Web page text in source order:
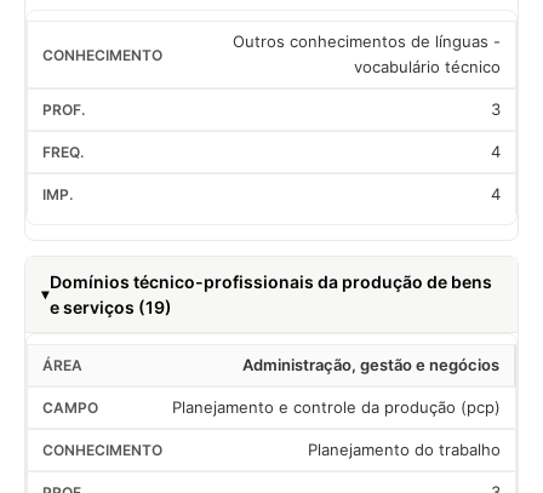
Outros conhecimentos de línguas -
vocabulário técnico
3
4
4
Domínios técnico-profissionais da produção de bens
e serviços (19)
Administração, gestão e negócios
Planejamento e controle da produção (pcp)
Planejamento do trabalho